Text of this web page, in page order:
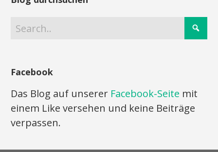
Facebook
Das Blog auf unserer Facebook-Seite mit
einem Like versehen und keine Beiträge
verpassen.